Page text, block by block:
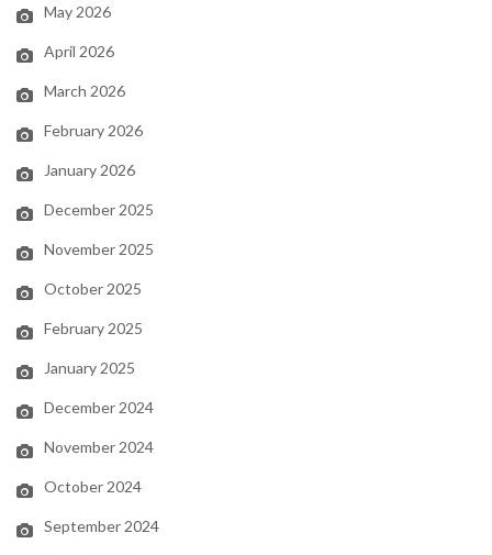
May 2026
April 2026
March 2026
February 2026
January 2026
December 2025
November 2025
October 2025
February 2025
January 2025
December 2024
November 2024
October 2024
September 2024